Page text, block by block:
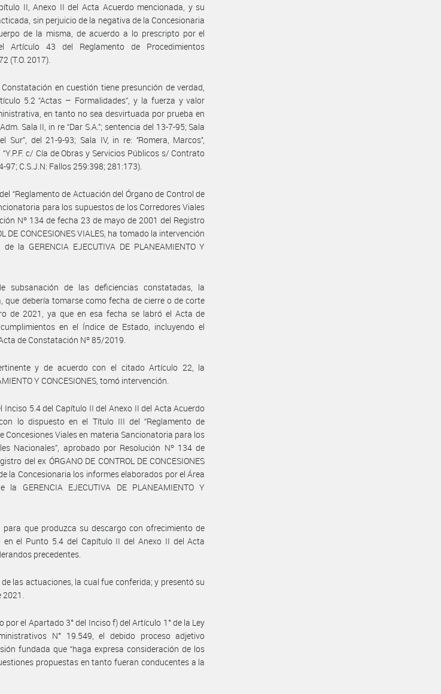
II, Anexo II del Acta Acuerdo mencionada, y su
sin perjuicio de la negativa de la Concesionaria
de la misma, de acuerdo a lo prescripto por el
43 del Reglamento de Procedimientos
(T.O. 2017).
en cuestión tiene presunción de verdad,
5.2 “Actas – Formalidades”, y la fuerza y valor
en tanto no sea desvirtuada por prueba en
Sala II, in re “Dar S.A.”; sentencia del 13-7-95; Sala
del 21-9-93; Sala IV, in re: ‘’Romera, Marcos’’,
c/ Cía de Obras y Servicios Públicos s/ Contrato
97; C.S.J.N: Fallos 259:398; 281:173).
“Reglamento de Actuación del Órgano de Control de
para los supuestos de los Corredores Viales
Nº 134 de fecha 23 de mayo de 2001 del Registro
DE CONCESIONES VIALES, ha tomado la intervención
la GERENCIA EJECUTIVA DE PLANEAMIENTO Y
subsanación de las deficiencias constatadas, la
que debería tomarse como fecha de cierre o de corte
de 2021, ya que en esa fecha se labró el Acta de
en el Índice de Estado, incluyendo el
de Constatación Nº 85/2019.
y de acuerdo con el citado Artículo 22, la
Y CONCESIONES, tomó intervención.
5.4 del Capítulo II del Anexo II del Acta Acuerdo
lo dispuesto en el Título III del “Reglamento de
Concesiones Viales en materia Sancionatoria para los
Nacionales”, aprobado por Resolución Nº 134 de
del ex ÓRGANO DE CONTROL DE CONCESIONES
la Concesionaria los informes elaborados por el Área
GERENCIA EJECUTIVA DE PLANEAMIENTO Y
para que produzca su descargo con ofrecimiento de
el Punto 5.4 del Capítulo II del Anexo II del Acta
precedentes.
las actuaciones, la cual fue conferida; y presentó su
2021.
el Apartado 3° del Inciso f) del Artículo 1° de la Ley
N° 19.549, el debido proceso adjetivo
fundada que “haga expresa consideración de los
propuestas en tanto fueran conducentes a la